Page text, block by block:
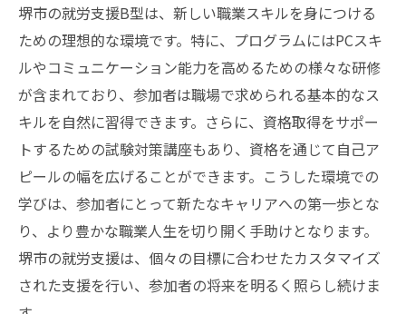
堺市の就労支援B型は、新しい職業スキルを身につける
ための理想的な環境です。特に、プログラムにはPCスキ
ルやコミュニケーション能力を高めるための様々な研修
が含まれており、参加者は職場で求められる基本的なス
キルを自然に習得できます。さらに、資格取得をサポー
トするための試験対策講座もあり、資格を通じて自己ア
ピールの幅を広げることができます。こうした環境での
学びは、参加者にとって新たなキャリアへの第一歩とな
り、より豊かな職業人生を切り開く手助けとなります。
堺市の就労支援は、個々の目標に合わせたカスタマイズ
された支援を行い、参加者の将来を明るく照らし続けま